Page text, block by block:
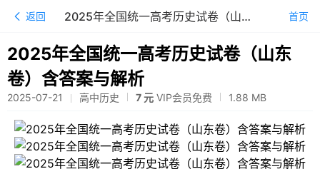
返回 2025年全国统一高考历史试卷（山东卷）含答案与解析 首页
2025年全国统一高考历史试卷（山东
卷）含答案与解析
2025-07-21 高中历史 7 元 VIP会员免费 1.88 MB